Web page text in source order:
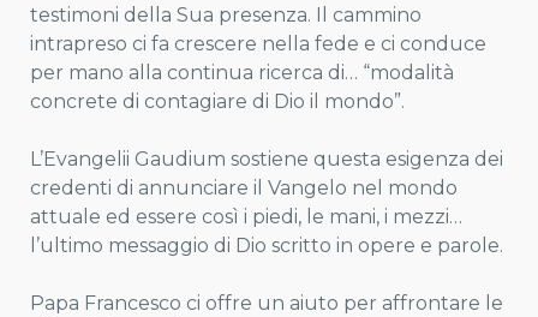
testimoni della Sua presenza. Il cammino
intrapreso ci fa crescere nella fede e ci conduce
per mano alla continua ricerca di… “modalità
concrete di contagiare di Dio il mondo”.
L’Evangelii Gaudium sostiene questa esigenza dei
credenti di annunciare il Vangelo nel mondo
attuale ed essere così i piedi, le mani, i mezzi…
l’ultimo messaggio di Dio scritto in opere e parole.
Papa Francesco ci offre un aiuto per affrontare le